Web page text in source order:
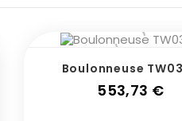
Boulonneuse
553,73 €Prix